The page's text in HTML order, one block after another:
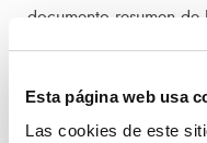
Esta página web usa
Las cookies de este
documento resumen
(Propuesta de inversión
Por parte de la Mesa,
la documentación